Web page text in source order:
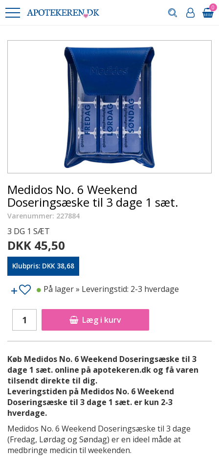
0
Medidos No. 6 Weekend
Doseringsæske til 3 dage 1 sæt.
Varenummer: 227884
3 DG 1 SÆT
DKK 45,50
Klubpris: DKK 38,68
Læg i kurv
På lager» Leveringstid: 2-3 hverdage
Køb Medidos No. 6 Weekend Doseringsæske til 3
dage 1 sæt. online på apotekeren.dk og få varen
tilsendt direkte til dig.
Leveringstiden på Medidos No. 6 Weekend
Doseringsæske til 3 dage 1 sæt. er kun 2-3
hverdage.
Medidos No. 6 Weekend Doseringsæske til 3 dage
(Fredag, Lørdag og Søndag) er en ideel måde at
medbringe medicin til weekenden.